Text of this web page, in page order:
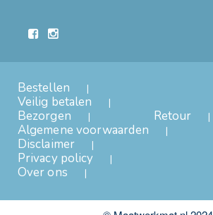
Bestellen
Veilig betalen
Bezorgen
Retour
Algemene voorwaarden
Disclaimer
Privacy policy
Over ons